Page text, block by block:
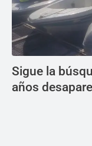
Sigue la
años